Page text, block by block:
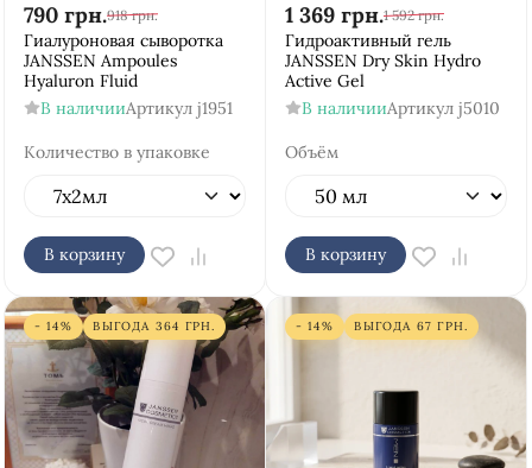
790 грн.918 грн.
Гиалуроновая сыворотка
JANSSEN Ampoules
Hyaluron Fluid
В наличииАртикул j1951
Количество в упаковке
В корзину
1 369 грн.1 592 грн.
Гидроактивный гель
JANSSEN Dry Skin Hydro
Active Gel
В наличииАртикул j5010
Объём
В корзину
- 14% ВЫГОДА 364 ГРН. - 14% ВЫГОДА 67 ГРН.